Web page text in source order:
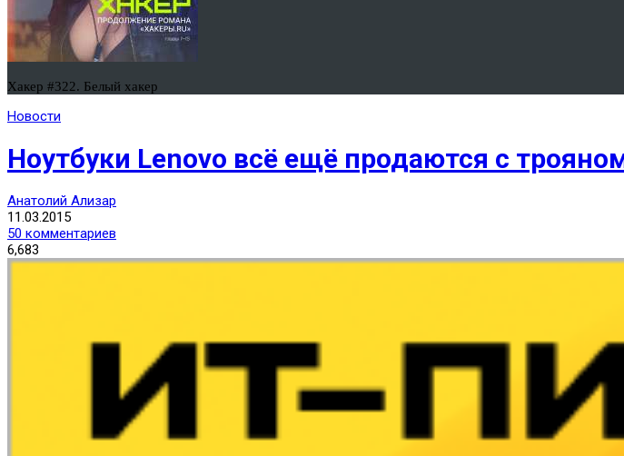
Хакер #322. Белый хакер
Новости
Ноутбуки Lenovo всё ещё продаются с
Анатолий Ализар
11.03.2015
50 комментариев
6,683